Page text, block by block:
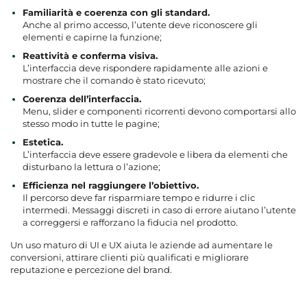
Familiarità e coerenza con gli standard.
Anche al primo accesso, l’utente deve riconoscere gli
elementi e capirne la funzione;
Reattività e conferma visiva.
L’interfaccia deve rispondere rapidamente alle azioni e
mostrare che il comando è stato ricevuto;
Coerenza dell’interfaccia.
Menu, slider e componenti ricorrenti devono comportarsi allo
stesso modo in tutte le pagine;
Estetica.
L’interfaccia deve essere gradevole e libera da elementi che
disturbano la lettura o l’azione;
Efficienza nel raggiungere l’obiettivo.
Il percorso deve far risparmiare tempo e ridurre i clic
intermedi. Messaggi discreti in caso di errore aiutano l’utente
a correggersi e rafforzano la fiducia nel prodotto.
Un uso maturo di UI e UX aiuta le aziende ad aumentare le
conversioni, attirare clienti più qualificati e migliorare
reputazione e percezione del brand.